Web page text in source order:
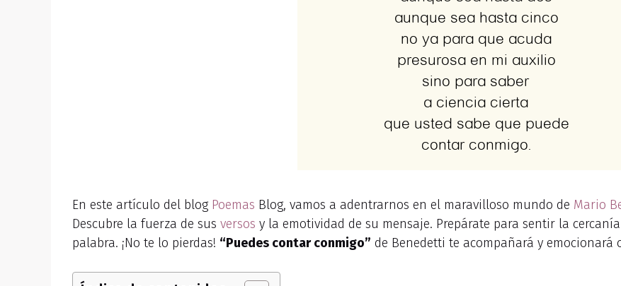
En este artículo del blog Poemas Blog, vamos a adentrarnos en el maravilloso mundo de Mario
Descubre la fuerza de sus versos y la emotividad de su mensaje. Prepárate para sentir la
palabra. ¡No te lo pierdas! “Puedes contar conmigo” de Benedetti te acompañará y emocionará